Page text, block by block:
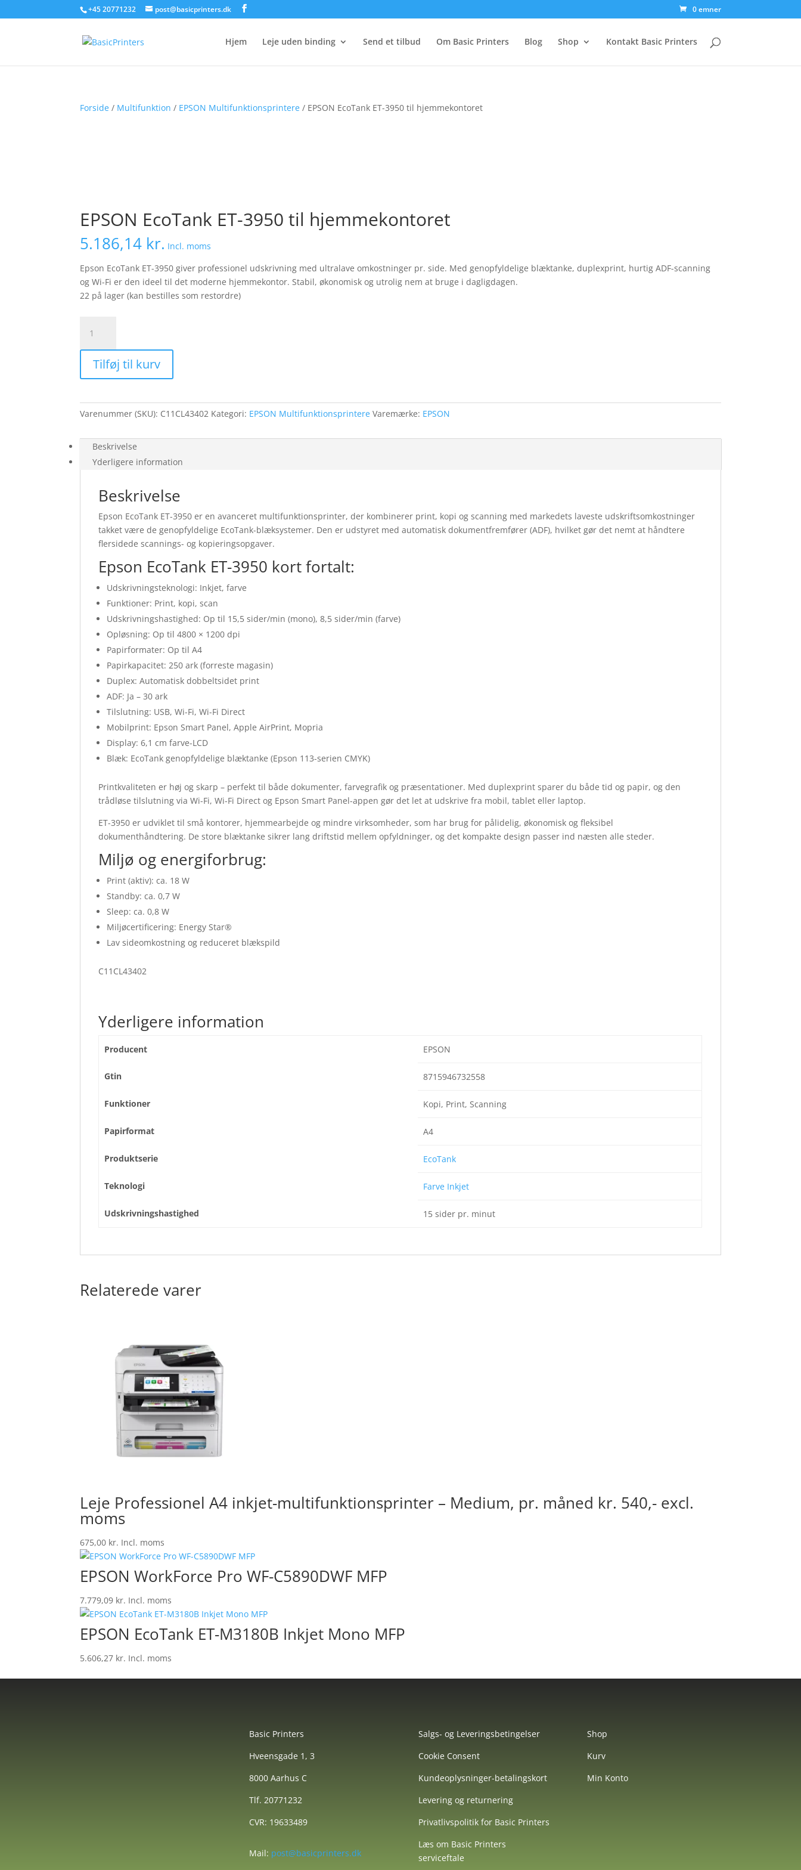
+45 20771232 post@basicprinters.dk 0 emner
Hjem Leje uden binding Send et tilbud Om Basic Printers Blog Shop Kontakt Basic Printers
Forside / Multifunktion / EPSON Multifunktionsprintere / EPSON EcoTank ET-3950 til hjemmekontoret
EPSON EcoTank ET-3950 til hjemmekontoret
5.186,14 kr. Incl. moms
Epson EcoTank ET-3950 giver professionel udskrivning med ultralave omkostninger pr. side. Med genopfyldelige blæktanke, duplexprint, hurtig ADF-scanning
og Wi-Fi er den ideel til det moderne hjemmekontor. Stabil, økonomisk og utrolig nem at bruge i dagligdagen.
22 på lager (kan bestilles som restordre)
EcoTank
ET-
3950
til
antal
Tilføj til kurv
Varenummer (SKU): C11CL43402 Kategori: EPSON Multifunktionsprintere Varemærke: EPSON
Beskrivelse
Yderligere information
Beskrivelse
Epson EcoTank ET-3950 er en avanceret multifunktionsprinter, der kombinerer print, kopi og scanning med markedets laveste udskriftsomkostninger
takket være de genopfyldelige EcoTank-blæksystemer. Den er udstyret med automatisk dokumentfremfører (ADF), hvilket gør det nemt at håndtere
flersidede scannings- og kopieringsopgaver.
Epson EcoTank ET-3950 kort fortalt:
Udskrivningsteknologi: Inkjet, farve
Funktioner: Print, kopi, scan
Udskrivningshastighed: Op til 15,5 sider/min (mono), 8,5 sider/min (farve)
Opløsning: Op til 4800 × 1200 dpi
Papirformater: Op til A4
Papirkapacitet: 250 ark (forreste magasin)
Duplex: Automatisk dobbeltsidet print
ADF: Ja – 30 ark
Tilslutning: USB, Wi-Fi, Wi-Fi Direct
Mobilprint: Epson Smart Panel, Apple AirPrint, Mopria
Display: 6,1 cm farve-LCD
Blæk: EcoTank genopfyldelige blæktanke (Epson 113-serien CMYK)
Printkvaliteten er høj og skarp – perfekt til både dokumenter, farvegrafik og præsentationer. Med duplexprint sparer du både tid og papir, og den
trådløse tilslutning via Wi-Fi, Wi-Fi Direct og Epson Smart Panel-appen gør det let at udskrive fra mobil, tablet eller laptop.
ET-3950 er udviklet til små kontorer, hjemmearbejde og mindre virksomheder, som har brug for pålidelig, økonomisk og fleksibel
dokumenthåndtering. De store blæktanke sikrer lang driftstid mellem opfyldninger, og det kompakte design passer ind næsten alle steder.
Miljø og energiforbrug:
Print (aktiv): ca. 18 W
Standby: ca. 0,7 W
Sleep: ca. 0,8 W
Miljøcertificering: Energy Star®
Lav sideomkostning og reduceret blækspild
C11CL43402
Yderligere information
Producent EPSON
Gtin 8715946732558
Funktioner Kopi, Print, Scanning
Papirformat A4
Produktserie EcoTank
Teknologi Farve Inkjet
Udskrivningshastighed 15 sider pr. minut
Relaterede varer
Leje Professionel A4 inkjet-multifunktionsprinter – Medium, pr. måned kr. 540,- excl.
moms
675,00 kr. Incl. moms
EPSON WorkForce Pro WF-C5890DWF MFP
7.779,09 kr. Incl. moms
EPSON EcoTank ET-M3180B Inkjet Mono MFP
5.606,27 kr. Incl. moms
Basic Printers
Hveensgade 1, 3
8000 Aarhus C
Tlf. 20771232
CVR: 19633489
Mail: post@basicprinters.dk
Salgs- og Leveringsbetingelser
Cookie Consent
Kundeoplysninger-betalingskort
Levering og returnering
Privatlivspolitik for Basic Printers
Læs om Basic Printers
serviceftale
Shop
Kurv
Min Konto